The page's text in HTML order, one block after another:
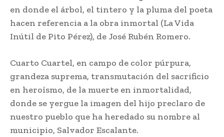
en donde el árbol, el tintero y la pluma del poeta
hacen referencia a la obra inmortal (La Vida
Inútil de Pito Pérez), de José Rubén Romero.
Cuarto Cuartel, en campo de color púrpura,
grandeza suprema, transmutación del sacrificio
en heroísmo, de la muerte en inmortalidad,
donde se yergue la imagen del hijo preclaro de
nuestro pueblo que ha heredado su nombre al
municipio, Salvador Escalante.